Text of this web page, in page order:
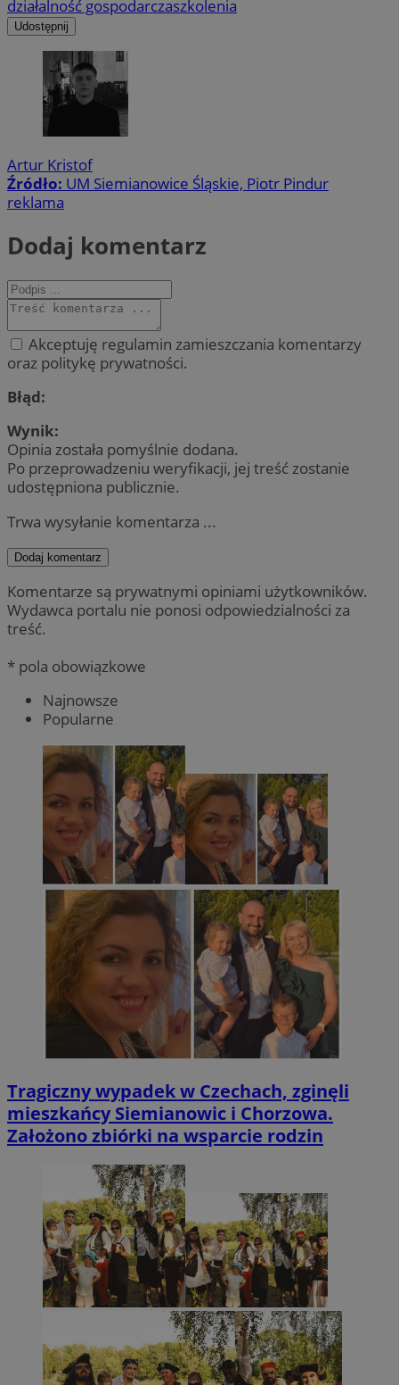
działalność gospodarczaszkolenia
Udostępnij
Artur Kristof
Źródło: UM Siemianowice Śląskie, Piotr Pindur
reklama
Dodaj komentarz
Akceptuję regulamin zamieszczania komentarzy
oraz politykę prywatności.
Błąd:
Wynik:
Opinia została pomyślnie dodana.
Po przeprowadzeniu weryfikacji, jej treść zostanie
udostępniona publicznie.
Trwa wysyłanie komentarza ...
Dodaj komentarz
Komentarze są prywatnymi opiniami użytkowników.
Wydawca portalu nie ponosi odpowiedzialności za
treść.
* pola obowiązkowe
Najnowsze
Popularne
Tragiczny wypadek w Czechach, zginęli
mieszkańcy Siemianowic i Chorzowa.
Założono zbiórki na wsparcie rodzin